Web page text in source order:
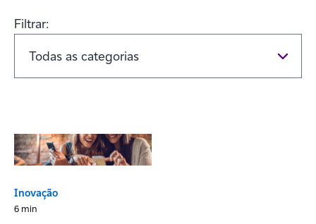
Filtrar:
Inovação
6 min